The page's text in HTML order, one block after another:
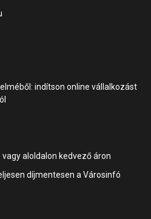
indítson online vállalkozást
aloldalon kedvező áron
díjmentesen a Városinfó